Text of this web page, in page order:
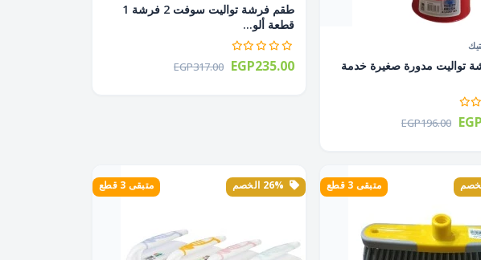
تواليت مدورة صغيرة خدمة
EGP196.00
طقم فرشة تواليت سوفت 2 فرشة 1
قطعة ألو...
EGP317.00 EGP235.00
متبقى 3 قطع متبقى 3 قطع